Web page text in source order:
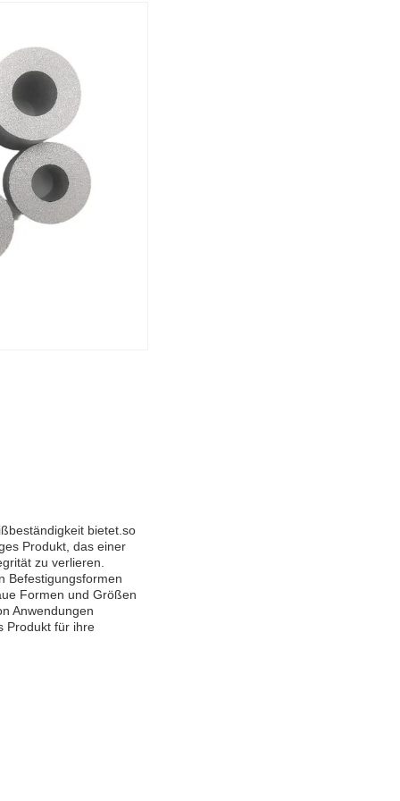
bietet.so
Produkt, das einer
zu verlieren.
Befestigungsformen
Formen und Größen
Anwendungen
Produkt für ihre